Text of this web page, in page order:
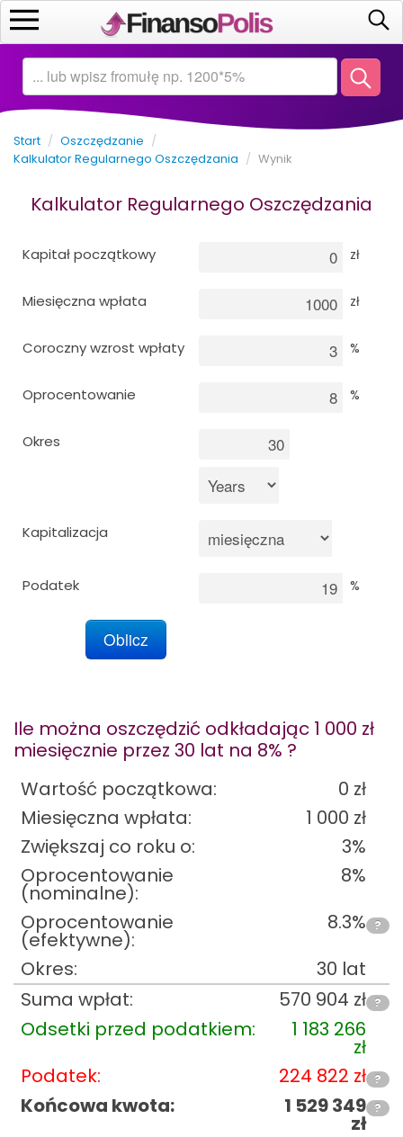
Start
Kalkulatory
Oszczędzanie
Inwestowanie
Biznes
Matematyka
Ekonomia
Kredyty
Zainstaluj w telefonie
Start / Oszczędzanie /
Kalkulator Regularnego Oszczędzania / Wynik
Kalkulator Regularnego Oszczędzania
Kapitał początkowy zł
Miesięczna wpłata zł
Coroczny wzrost wpłaty %
Oprocentowanie %
Okres
Kapitalizacja
Podatek %
Ile można oszczędzić odkładając 1 000 zł
miesięcznie przez 30 lat na 8% ?
Wartość początkowa:
0 zł
Miesięczna wpłata:
1 000 zł
Zwiększaj co roku o:
3%
Oprocentowanie
(nominalne):
8%
Oprocentowanie
(efektywne):
8.3% ?
Okres:
30 lat
Suma wpłat:
570 904 zł ?
Odsetki przed podatkiem: 1 183 266
zł
Podatek:
224 822 zł ?
Końcowa kwota: 1 529 349
zł
?